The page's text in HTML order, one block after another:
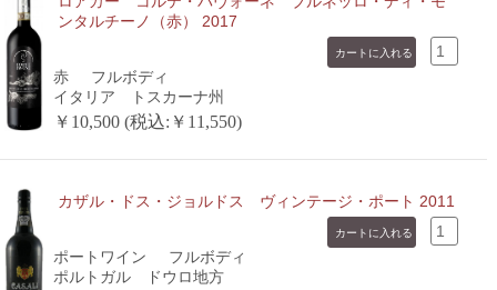
ンタルチーノ（赤） 2017
赤
フルボディ
イタリア トスカーナ州
￥10,500 (税込:￥11,550)
カザル・ドス・ジョルドス ヴィンテージ・ポート 2011
ポートワイン
フルボディ
ポルトガル ドウロ地方